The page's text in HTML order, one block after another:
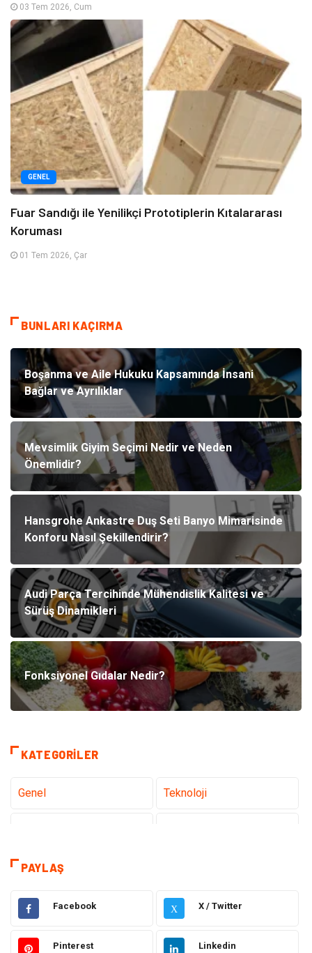
03 Tem 2026, Cum
GENEL
Fuar Sandığı ile Yenilikçi Prototiplerin Kıtalararası
Koruması
01 Tem 2026, Çar
BUNLARI KAÇIRMA
Boşanma ve Aile Hukuku Kapsamında İnsani
Bağlar ve Ayrılıklar
Mevsimlik Giyim Seçimi Nedir ve Neden
Önemlidir?
Hansgrohe Ankastre Duş Seti Banyo Mimarisinde
Konforu Nasıl Şekillendirir?
Audi Parça Tercihinde Mühendislik Kalitesi ve
Sürüş Dinamikleri
Fonksiyonel Gıdalar Nedir?
KATEGORILER
Genel Teknoloji
Eğitim
Makine Ulaşım ve Taşımacılık
Gıda Alışveriş
PAYLAŞ
Facebook X X / Twitter
Pinterest Linkedin